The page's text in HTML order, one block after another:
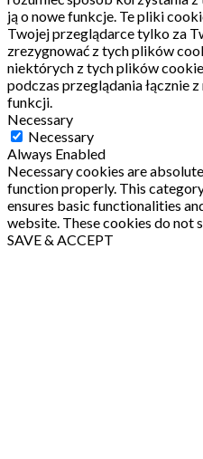
ją o nowe funkcje. Te pliki
Twojej przeglądarce tylko za
zrezygnować z tych plików
niektórych z tych plików
podczas przeglądania łącznie
funkcji.
Necessary
Necessary
Always Enabled
Necessary cookies are
function properly. This
ensures basic functionalities
website. These cookies do not
SAVE & ACCEPT